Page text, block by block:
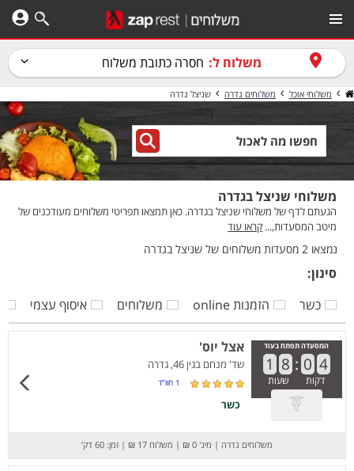
משלוח ל: חסרה כתובת משלוח
משלוחי אוכל משלוחים גדרה שניצל גדרה
משלוחי שניצל בגדרה
הגעתם לדף של משלוחי שניצל בגדרה. כאן תמצאו תפריטי משלוחים מעודכנים של
מיטב המסעדות,... קראו עוד
נמצאו 2 מסעדות משלוחים של שניצל בגדרה
סינון:
כשר
הזמנות online משלוחים איסוף עצמי
המסעדה תפתח בעוד
1 8 : 0 4
דקות שעות
אצל יוס'
שד' מנחם בגין 46, גדרה
1 חוו”ד
כשר
משלוחים גדרה | מינ' 0 ₪ | משלוח 17 ₪ | זמן: 60 דק’